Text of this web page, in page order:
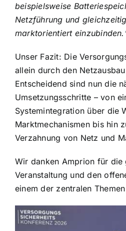
beispielsweise
Netzführung und
marktorientiert
Unser Fazit: Die
allein durch den
Entscheidend sind nun die
Umsetzungsschritte – von
Systemintegration über die
Marktmechanismen bis hin
Verzahnung von Netz und
Wir danken Amprion für die
Veranstaltung und den
einem der zentralen